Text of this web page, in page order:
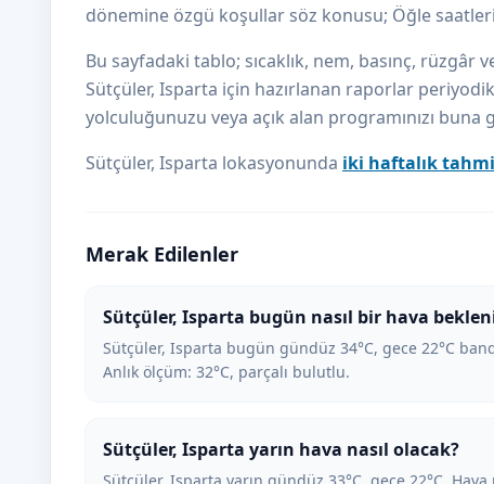
dönemine özgü koşullar söz konusu; Öğle
Bu sayfadaki tablo; sıcaklık, nem, basınç, rüzgâr
Sütçüler, Isparta için hazırlanan raporlar
yolculuğunuzu veya açık alan programınızı
Sütçüler, Isparta lokasyonunda iki haftalık
Merak Edilenler
Sütçüler, Isparta bugün nasıl bir hava
Sütçüler, Isparta bugün gündüz 34°C, gece 22°C
Anlık ölçüm: 32°C, parçalı bulutlu.
Sütçüler, Isparta yarın hava nasıl olacak?